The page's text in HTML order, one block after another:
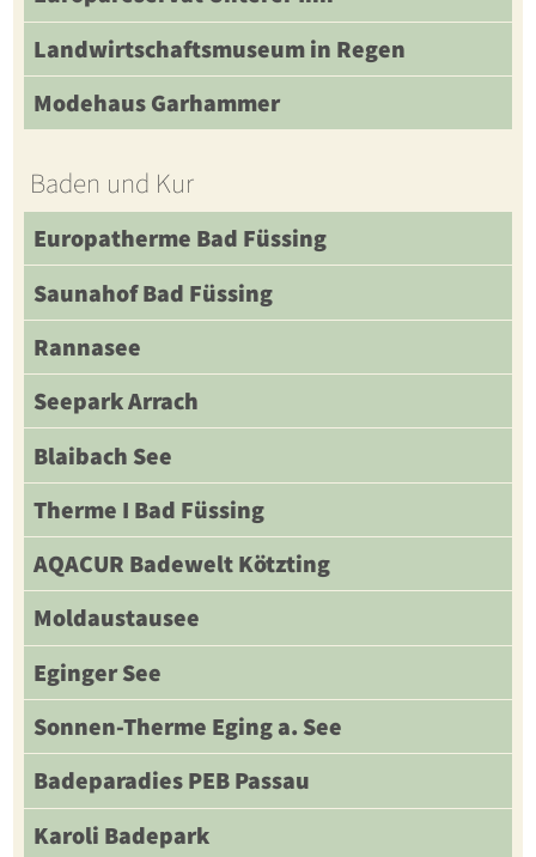
Landwirtschaftsmuseum in Regen
Modehaus Garhammer
Baden und Kur
Europatherme Bad Füssing
Saunahof Bad Füssing
Rannasee
Seepark Arrach
Blaibach See
Therme I Bad Füssing
AQACUR Badewelt Kötzting
Moldaustausee
Eginger See
Sonnen-Therme Eging a. See
Badeparadies PEB Passau
Karoli Badepark